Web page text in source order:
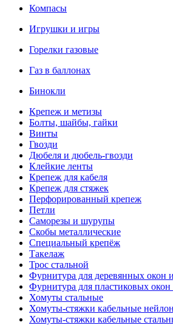
Компасы
Игрушки и игры
Горелки газовые
Газ в баллонах
Бинокли
Крепеж и метизы
Болты, шайбы, гайки
Винты
Гвозди
Дюбеля и дюбель-гвозди
Клейкие ленты
Крепеж для кабеля
Крепеж для стяжек
Перфорированный крепеж
Петли
Саморезы и шурупы
Скобы металлические
Специальный крепёж
Такелаж
Трос стальной
Фурнитура для деревянных окон
Фурнитура для пластиковых окон
Хомуты стальные
Хомуты-стяжки кабельные
Хомуты-стяжки кабельные